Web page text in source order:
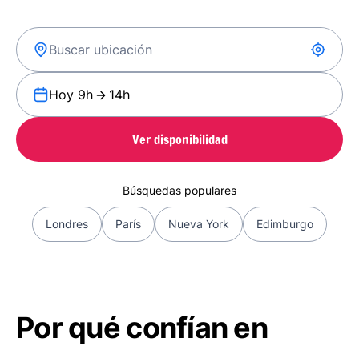
Hoy 9h 14h
Ver disponibilidad
Búsquedas populares
Londres París Nueva York Edimburgo
Por qué confían en